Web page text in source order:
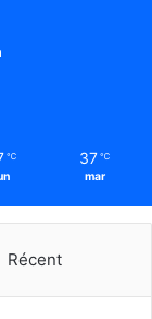
℃ 37 ℃
mar
Récent